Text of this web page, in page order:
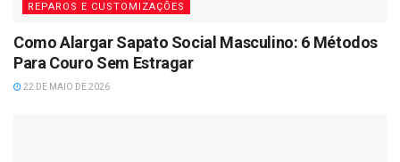
REPAROS E CUSTOMIZAÇÕES
Como Alargar Sapato Social Masculino: 6 Métodos
Para Couro Sem Estragar
22 DE MAIO DE 2026